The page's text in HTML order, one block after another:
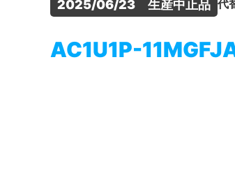
2025/06/23　生産中止品 代
AC1U1P-